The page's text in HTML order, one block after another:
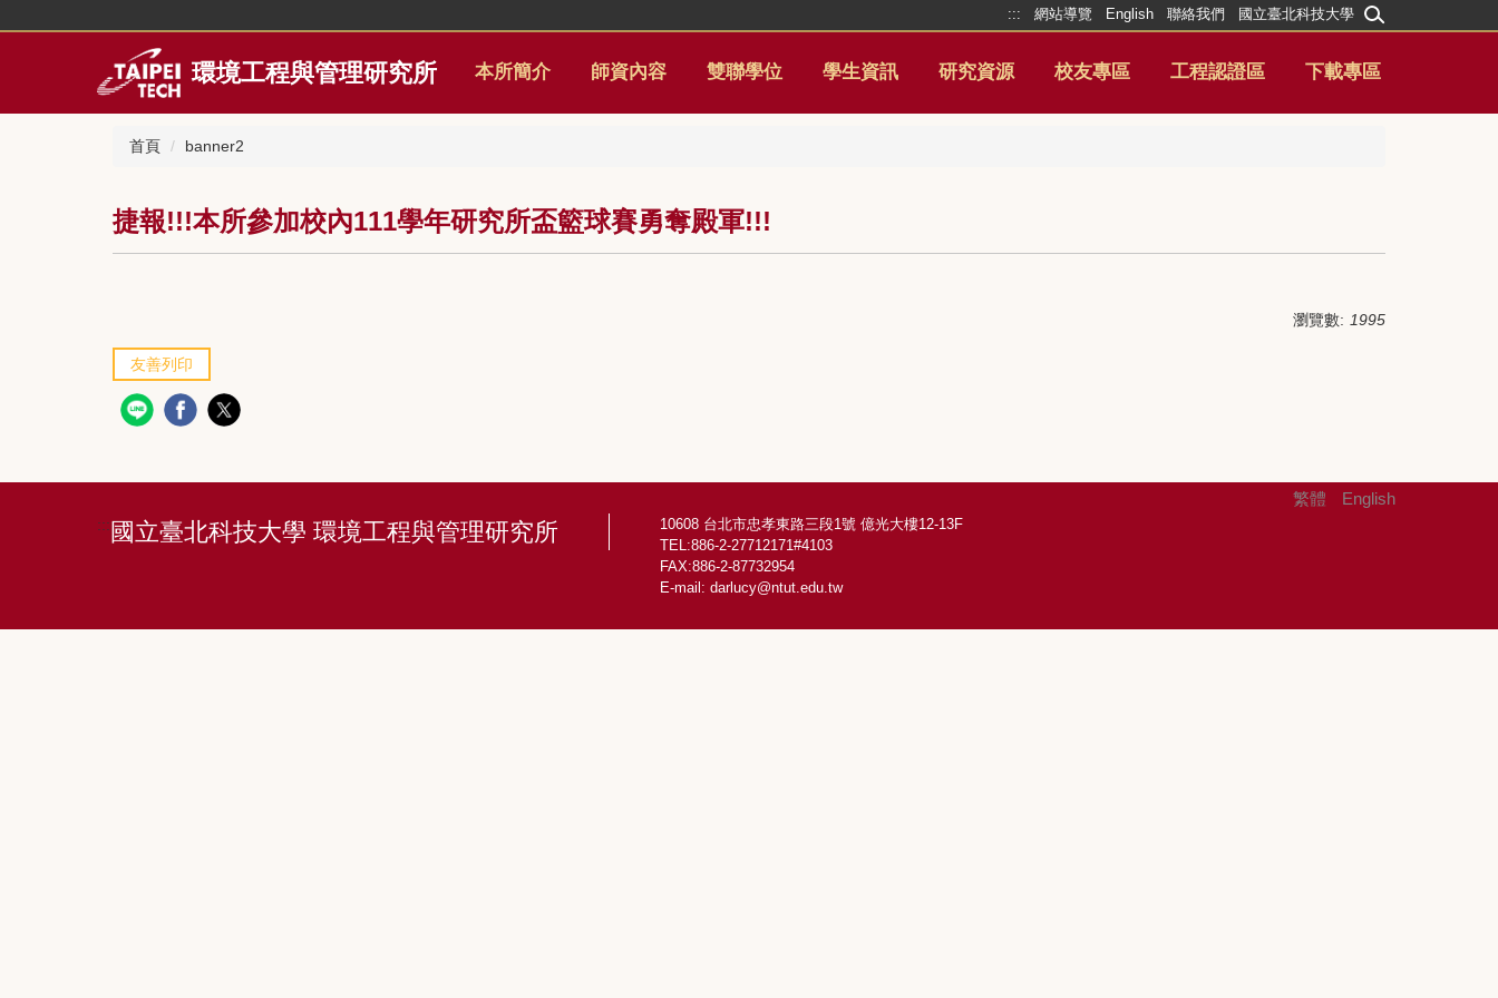
環境工程與管理研究所 本所簡介 師資內容 雙聯學位 學生資訊 研究資源 校友專區 工程認證區 下載專區
::: 網站導覽 English 聯絡我們 國立臺北科技大學
首頁 banner2
捷報!!!本所參加校內111學年研究所盃籃球賽勇奪殿軍!!!
瀏覽數: 1995
友善列印
繁體 English
::: 國立臺北科技大學 環境工程與管理研究所
10608 台北市忠孝東路三段1號 億光大樓12-13F
TEL:886-2-27712171#4103
FAX:886-2-87732954
E-mail: darlucy@ntut.edu.tw